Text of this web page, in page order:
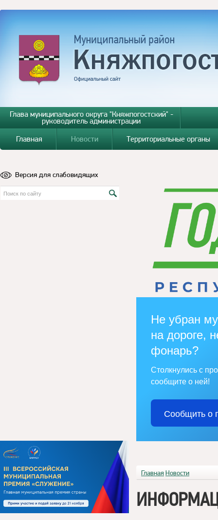
Глава муниципального округа "Княжпогостский" -
руководитель администрации
Главная
Новости Территориальные органы
Версия для слабовидящих
Не убран
на дороге,
фонарь?
Столкнулись с
сообщите о ней!
Сообщить о
Главная Новости